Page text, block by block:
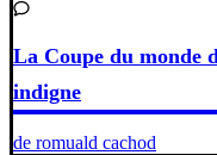
La Coupe du monde
indigne
de romuald cachod